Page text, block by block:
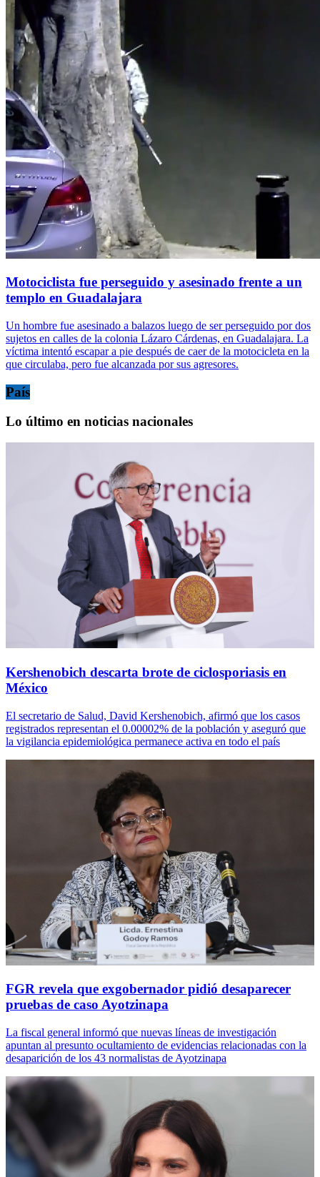
Motociclista fue perseguido y asesinado frente a un
templo en Guadalajara
Un hombre fue asesinado a balazos luego de ser perseguido por dos
sujetos en calles de la colonia Lázaro Cárdenas, en Guadalajara. La
víctima intentó escapar a pie después de caer de la motocicleta en la
que circulaba, pero fue alcanzada por sus agresores.
País
Lo último en noticias nacionales
Kershenobich descarta brote de ciclosporiasis en
México
El secretario de Salud, David Kershenobich, afirmó que los casos
registrados representan el 0.00002% de la población y aseguró que
la vigilancia epidemiológica permanece activa en todo el país
FGR revela que exgobernador pidió desaparecer
pruebas de caso Ayotzinapa
La fiscal general informó que nuevas líneas de investigación
apuntan al presunto ocultamiento de evidencias relacionadas con la
desaparición de los 43 normalistas de Ayotzinapa